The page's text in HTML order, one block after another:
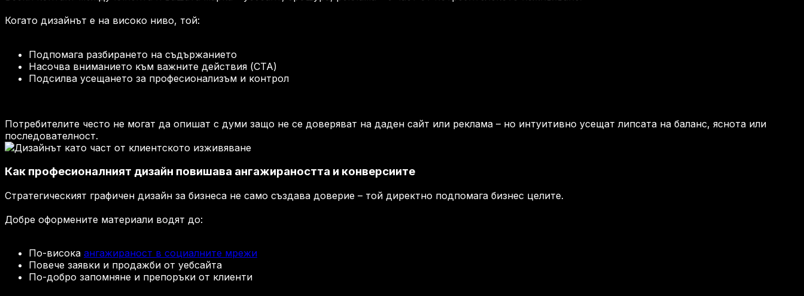
Когато дизайнът е на високо ниво, той:
Подпомага разбирането на съдържанието
Насочва вниманието към важните действия (CTA)
Подсилва усещането за професионализъм и контрол
Потребителите често не могат да опишат с думи защо не се доверяват на даден сайт или реклама – но интуитивно усещат липсата на баланс, яснота или
последователност.
Как професионалният дизайн повишава ангажираността и конверсиите
Стратегическият графичен дизайн за бизнеса не само създава доверие – той директно подпомага бизнес целите.
Добре оформените материали водят до:
По-висока ангажираност в социалните мрежи
Повече заявки и продажби от уебсайта
По-добро запомняне и препоръки от клиенти